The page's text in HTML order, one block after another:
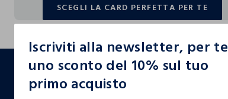
SCEGLI LA CARD PERFETTA PER TE
SCEGLI LA CARD PERFETTA PER TE
Iscriviti alla newsletter, per te
uno sconto del 10% sul tuo
primo acquisto
footer.ariatitle